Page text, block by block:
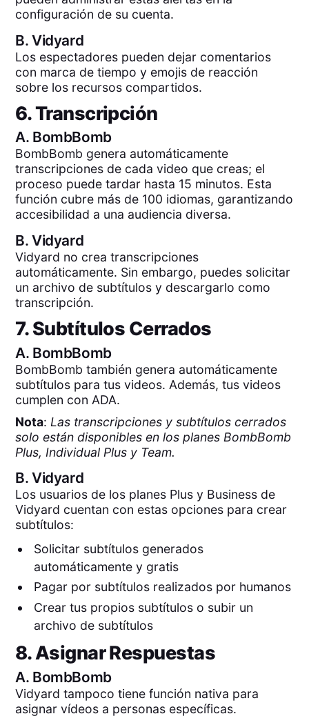
configuración de su cuenta.
B.Vidyard
Los espectadores pueden dejar comentarios
con marca de tiempo y emojis de reacción
sobre los recursos compartidos.
6. Transcripción
A. BombBomb
BombBomb genera automáticamente
transcripciones de cada video que creas; el
proceso puede tardar hasta 15 minutos. Esta
función cubre más de 100 idiomas, garantizando
accesibilidad a una audiencia diversa.
B.Vidyard
Vidyard no crea transcripciones
automáticamente. Sin embargo, puedes solicitar
un archivo de subtítulos y descargarlo como
transcripción.
7. Subtítulos Cerrados
A. BombBomb
BombBomb también genera automáticamente
subtítulos para tus videos. Además, tus videos
cumplen con ADA.
Nota: Las transcripciones y subtítulos cerrados
solo están disponibles en los planes BombBomb
Plus, Individual Plus y Team.
B.Vidyard
Los usuarios de los planes Plus y Business de
Vidyard cuentan con estas opciones para crear
subtítulos:
Solicitar subtítulos generados
automáticamente y gratis
Pagar por subtítulos realizados por humanos
Crear tus propios subtítulos o subir un
archivo de subtítulos
8. Asignar Respuestas
A. BombBomb
Vidyard tampoco tiene función nativa para
asignar vídeos a personas específicas.